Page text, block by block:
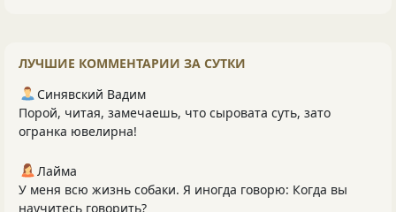
ЛУЧШИЕ КОММЕНТАРИИ ЗА СУТКИ
Синявский Вадим
Порой, читая, замечаешь, что сыровата суть, зато
огранка ювелирна!
Лайма
У меня всю жизнь собаки. Я иногда говорю: Когда вы
научитесь говорить?